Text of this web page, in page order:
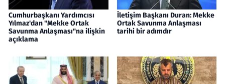
Cumhurbaşkanı Yardımcısı
Yılmaz'dan "Mekke Ortak
Savunma Anlaşması"na ilişkin
açıklama
İletişim Başkanı Duran: Mekke
Ortak Savunma Anlaşması
tarihi bir adımdır